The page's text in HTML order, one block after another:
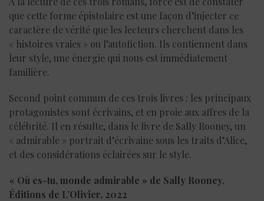
que cette forme épistolaire est une façon d’injecter ce
caractère de vérité que les lecteurs cherchent dans les
« histoires vraies » ou l’autofiction. Ils contiennent dans
leur style, une énergie qui nous est immédiatement
familière.
Second point commun de ces trois livres : les principaux
protagonistes sont écrivains, et en proie aux affres de la
célébrité. Il en résulte, dans le livre de Sally Rooney, un
« admirable » portrait d’écrivaine sous les traits d’Alice,
et des considérations éclairées sur le style.
« Où es-tu, monde admirable » de Sally Rooney,
Éditions de L’Olivier, 2022